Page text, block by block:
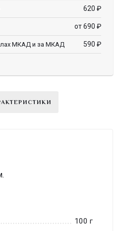
620 ₽
от 690 ₽
МКАД и за МКАД 590 ₽
100 г